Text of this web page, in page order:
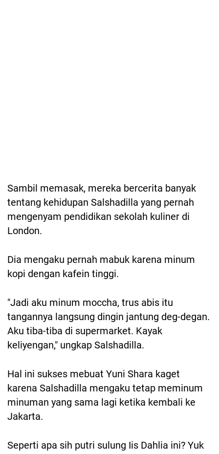
Sambil memasak, mereka bercerita banyak
tentang kehidupan Salshadilla yang pernah
mengenyam pendidikan sekolah kuliner di
London.
Dia mengaku pernah mabuk karena minum
kopi dengan kafein tinggi.
"Jadi aku minum moccha, trus abis itu
tangannya langsung dingin jantung deg-degan.
Aku tiba-tiba di supermarket. Kayak
keliyengan," ungkap Salshadilla.
Hal ini sukses mebuat Yuni Shara kaget
karena Salshadilla mengaku tetap meminum
minuman yang sama lagi ketika kembali ke
Jakarta.
Seperti apa sih putri sulung Iis Dahlia ini? Yuk